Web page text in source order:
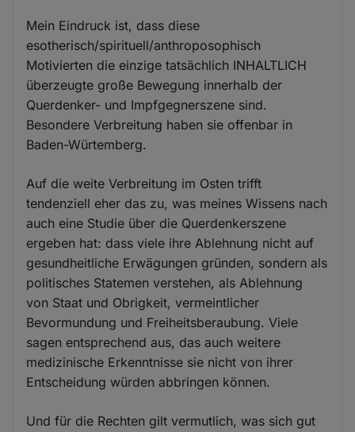
Mein Eindruck ist, dass diese
esotherisch/spirituell/anthroposophisch
Motivierten die einzige tatsächlich INHALTLICH
überzeugte große Bewegung innerhalb der
Querdenker- und Impfgegnerszene sind.
Besondere Verbreitung haben sie offenbar in
Baden-Würtemberg.
Auf die weite Verbreitung im Osten trifft
tendenziell eher das zu, was meines Wissens nach
auch eine Studie über die Querdenkerszene
ergeben hat: dass viele ihre Ablehnung nicht auf
gesundheitliche Erwägungen gründen, sondern als
politisches Statemen verstehen, als Ablehnung
von Staat und Obrigkeit, vermeintlicher
Bevormundung und Freiheitsberaubung. Viele
sagen entsprechend aus, das auch weitere
medizinische Erkenntnisse sie nicht von ihrer
Entscheidung würden abbringen können.
Und für die Rechten gilt vermutlich, was sich gut